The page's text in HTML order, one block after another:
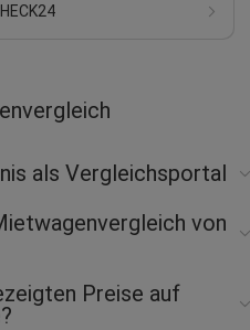
als Vergleichsportal
von
Preise auf